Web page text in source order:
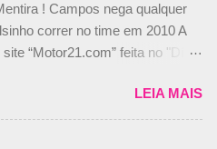
! Campos nega qualquer
correr no time em 2010 A
“Motor21.com” feita no "Día
que Nelson Piquet havia
das ações da Campos, dando,
no time a Nelsinho Piquet,
LEIA MAIS